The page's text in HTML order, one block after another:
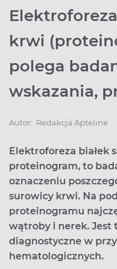
krwi
polega
wskazania,
Autor: Redakcja Apteline
Elektroforeza białek
proteinogram, to
oznaczeniu
surowicy krwi. Na
proteinogramu
wątroby i nerek. Jest
diagnostyczne w
hematologicznych.